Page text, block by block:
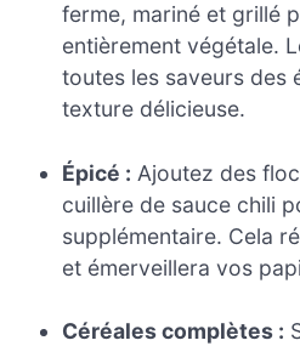
ferme, mariné et grillé
entièrement végétale.
toutes les saveurs des
texture délicieuse.
Épicé : Ajoutez des
cuillère de sauce chili
supplémentaire. Cela
et émerveillera vos
Céréales complètes :